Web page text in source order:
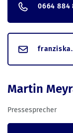
0664 884
Martin
Pressesprecher